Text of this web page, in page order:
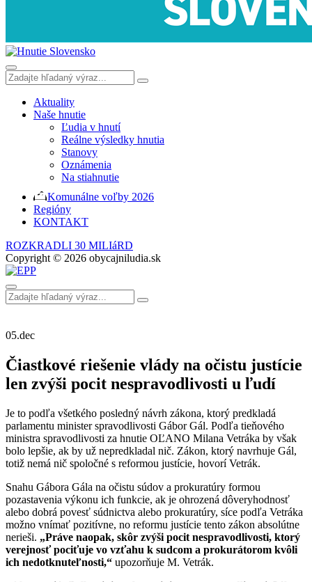
Aktuality
Naše hnutie
Ľudia v hnutí
Reálne výsledky hnutia
Stanovy
Oznámenia
Na stiahnutie
Komunálne voľby 2026
Regióny
KONTAKT
ROZKRADLI 30 MILIáRD
Copyright © 2026 obycajniludia.sk
05.dec
Čiastkové riešenie vlády na očistu justície
len zvýši pocit nespravodlivosti u ľudí
Je to podľa všetkého posledný návrh zákona, ktorý predkladá
parlamentu minister spravodlivosti Gábor Gál. Podľa tieňového
ministra spravodlivosti za hnutie OĽANO Milana Vetráka by však
bolo lepšie, ak by už nepredkladal nič. Zákon, ktorý navrhuje Gál,
totiž nemá nič spoločné s reformou justície, hovorí Vetrák.
Snahu Gábora Gála na očistu súdov a prokuratúry formou
pozastavenia výkonu ich funkcie, ak je ohrozená dôveryhodnosť
alebo dobrá povesť súdnictva alebo prokuratúry, síce podľa Vetráka
možno vnímať pozitívne, no reformu justície tento zákon absolútne
nerieši. „Práve naopak, skôr zvýši pocit nespravodlivosti, ktorý
verejnosť pociťuje vo vzťahu k sudcom a prokurátorom kvôli
ich nedotknuteľnosti,“ upozorňuje M. Vetrák.